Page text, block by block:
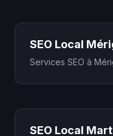
SEO Local
Services SEO à
SEO Local